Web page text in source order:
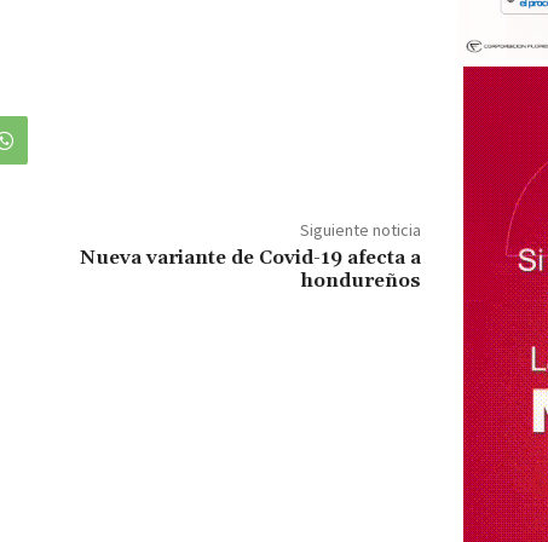
Siguiente noticia
Nueva variante de Covid-19 afecta a
hondureños